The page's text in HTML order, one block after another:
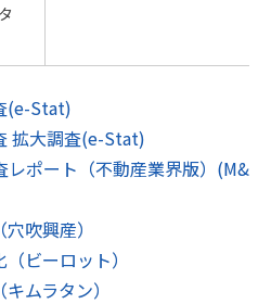
(e-Stat)
拡大調査(e-Stat)
レポート（不動産業界版）(M&
吹興産）
ビーロット）
ムラタン）